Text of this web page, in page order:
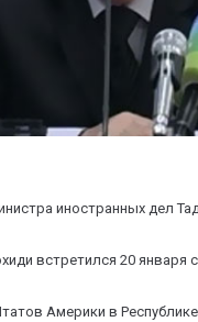
иностранных дел
встретился 20 января
Америки в